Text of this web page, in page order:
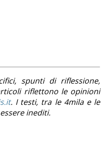
spunti di riflessione,
riflettono le opinioni
. I testi, tra le 4mila e le
inediti.